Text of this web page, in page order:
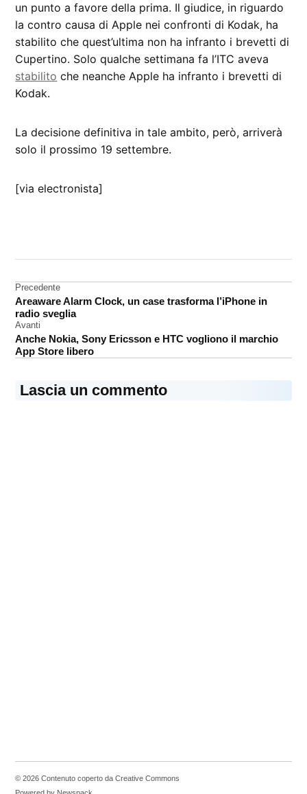
un punto a favore della prima. Il giudice, in riguardo
la contro causa di Apple nei confronti di Kodak, ha
stabilito che quest’ultima non ha infranto i brevetti di
Cupertino. Solo qualche settimana fa l’ITC aveva
stabilito che neanche Apple ha infranto i brevetti di
Kodak.
La decisione definitiva in tale ambito, però, arriverà
solo il prossimo 19 settembre.
[via electronista]
Brevetti
Kodak
Navigazione
articoli
Precedente
Areaware Alarm Clock, un case trasforma l’iPhone in
radio sveglia
Avanti
Anche Nokia, Sony Ericsson e HTC vogliono il marchio
App Store libero
Lascia un commento
© 2026 Contenuto coperto da Creative Commons